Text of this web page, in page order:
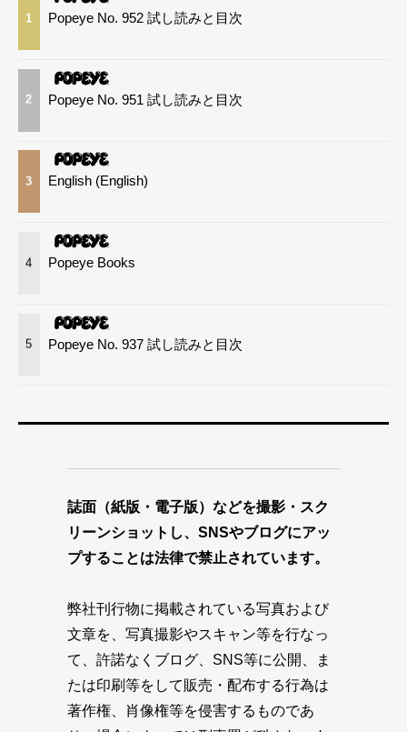
1 Popeye No. 952 試し読みと目次
2 Popeye No. 951 試し読みと目次
3 English (English)
4 Popeye Books
5 Popeye No. 937 試し読みと目次
誌面（紙版・電子版）などを撮影・スク
リーンショットし、SNSやブログにアッ
プすることは法律で禁止されています。
弊社刊行物に掲載されている写真および
文章を、写真撮影やスキャン等を行なっ
て、許諾なくブログ、SNS等に公開、ま
たは印刷等をして販売・配布する行為は
著作権、肖像権等を侵害するものであ